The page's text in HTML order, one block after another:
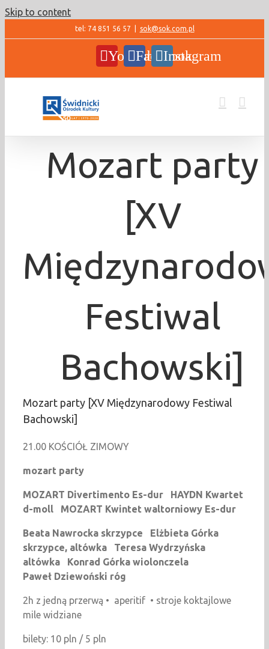
Skip to content
tel: 74 851 56 57 sok@sok.com.pl
YouTubeFacebookInstagram
Mozart party
[XV
Festiwal
Bachowski]
Mozart party [XV Międzynarodowy Festiwal
Bachowski]
21.00 KOŚCIÓŁ ZIMOWY
mozart party
MOZART Divertimento Es-dur HAYDN Kwartet
d-moll MOZART Kwintet waltorniowy Es-dur
Beata Nawrocka skrzypce Elżbieta Górka
skrzypce, altówka Teresa Wydrzyńska
altówka Konrad Górka wiolonczela
Paweł Dziewoński róg
2h z jedną przerwą • aperitif • stroje koktajlowe
mile widziane
bilety: 10 pln / 5 pln